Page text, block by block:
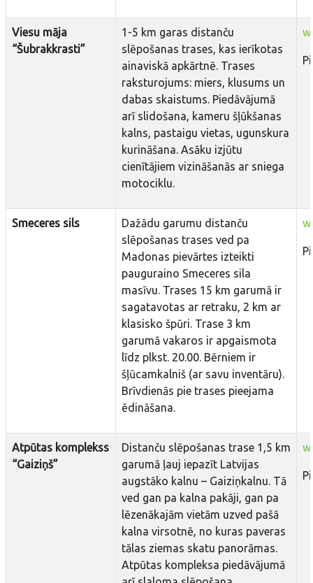
Viesu māja
“Šubrakkrasti”
1-5 km garas distanču
slēpošanas trases, kas ierīkotas
ainaviskā apkārtnē. Trases
raksturojums: miers, klusums un
dabas skaistums. Piedāvājumā
arī slidošana, kameru šļūkšanas
kalns, pastaigu vietas, ugunskura
kurināšana. Asāku izjūtu
cienītājiem vizināšanās ar sniega
motociklu.
Smeceres sils
Dažādu garumu distanču
slēpošanas trases ved pa
Madonas pievārtes izteikti
pauguraino Smeceres sila
masīvu. Trases 15 km garumā ir
sagatavotas ar retraku, 2 km ar
klasisko špūri. Trase 3 km
garumā vakaros ir apgaismota
līdz plkst. 20.00. Bērniem ir
šļūcamkalniš (ar savu inventāru).
Brīvdienās pie trases pieejama
ēdināšana.
Atpūtas komplekss
“Gaiziņš”
Distanču slēpošanas trase 1,5 km
garumā ļauj iepazīt Latvijas
augstāko kalnu – Gaiziņkalnu. Tā
ved gan pa kalna pakāji, gan pa
lēzenākajām vietām uzved pašā
kalna virsotnē, no kuras paveras
tālas ziemas skatu panorāmas.
Atpūtas kompleksa piedāvājumā